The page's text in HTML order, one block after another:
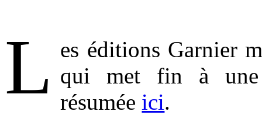
L es éditions Garnier
qui met fin à une
résumée ici.